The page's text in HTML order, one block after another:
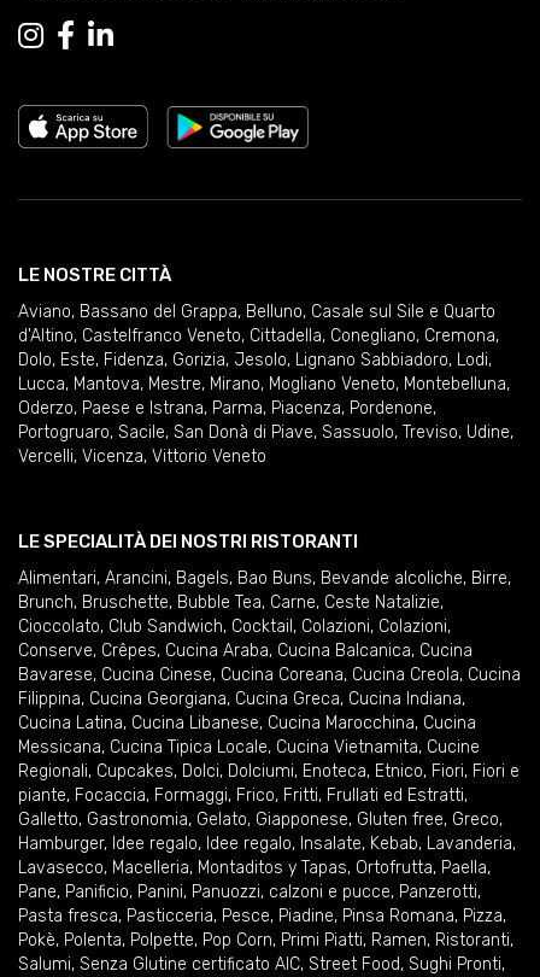
LE NOSTRE CITTÀ
Aviano, Bassano del Grappa, Belluno, Casale sul Sile e Quarto
d'Altino, Castelfranco Veneto, Cittadella, Conegliano, Cremona,
Dolo, Este, Fidenza, Gorizia, Jesolo, Lignano Sabbiadoro, Lodi,
Lucca, Mantova, Mestre, Mirano, Mogliano Veneto, Montebelluna,
Oderzo, Paese e Istrana, Parma, Piacenza, Pordenone,
Portogruaro, Sacile, San Donà di Piave, Sassuolo, Treviso, Udine,
Vercelli, Vicenza, Vittorio Veneto
LE SPECIALITÀ DEI NOSTRI RISTORANTI
Alimentari, Arancini, Bagels, Bao Buns, Bevande alcoliche, Birre,
Brunch, Bruschette, Bubble Tea, Carne, Ceste Natalizie,
Cioccolato, Club Sandwich, Cocktail , Colazioni, Colazioni,
Conserve, Crêpes, Cucina Araba, Cucina Balcanica, Cucina
Bavarese, Cucina Cinese, Cucina Coreana, Cucina Creola, Cucina
Filippina, Cucina Georgiana, Cucina Greca, Cucina Indiana,
Cucina Latina, Cucina Libanese, Cucina Marocchina, Cucina
Messicana, Cucina Tipica Locale, Cucina Vietnamita, Cucine
Regionali, Cupcakes, Dolci, Dolciumi, Enoteca, Etnico, Fiori, Fiori e
piante, Focaccia, Formaggi, Frico, Fritti, Frullati ed Estratti,
Galletto, Gastronomia, Gelato, Giapponese, Gluten free, Greco,
Hamburger, Idee regalo, Idee regalo, Insalate, Kebab, Lavanderia,
Lavasecco, Macelleria, Montaditos y Tapas, Ortofrutta, Paella,
Pane, Panificio, Panini, Panuozzi, calzoni e pucce, Panzerotti,
Pasta fresca, Pasticceria, Pesce, Piadine, Pinsa Romana, Pizza,
Pokè, Polenta, Polpette, Pop Corn, Primi Piatti, Ramen, Ristoranti,
Salumi, Senza Glutine certificato AIC, Street Food, Sughi Pronti,